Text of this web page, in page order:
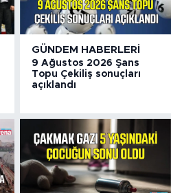
GÜNDEM HABERLERI
9 Ağustos 2026 Şans
Topu Çekiliş sonuçları
açıklandı